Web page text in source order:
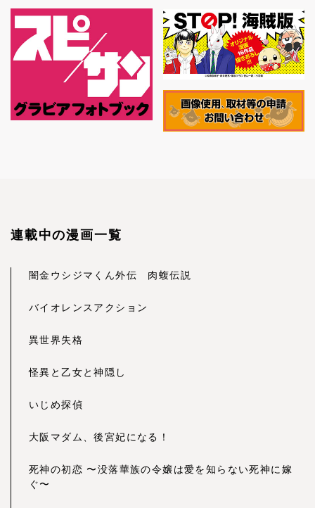
連載中の漫画一覧
闇金ウシジマくん外伝 肉蝮伝説
バイオレンスアクション
異世界失格
怪異と乙女と神隠し
いじめ探偵
大阪マダム、後宮妃になる！
死神の初恋 〜没落華族の令嬢は愛を知らない死神に嫁
ぐ〜